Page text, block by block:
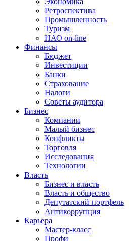
Ретроспектива
Промышленность
Туризм
НАО on-line
Финансы
Бюджет
Инвестиции
Банки
Страхование
Налоги
Советы аудитора
Бизнес
Компании
Малый бизнес
Конфликты
Торговля
Исследования
Технологии
Власть
Бизнес и власть
Власть и общество
Депутатский портфель
Антикоррупция
Карьера
Мастер-класс
Профи